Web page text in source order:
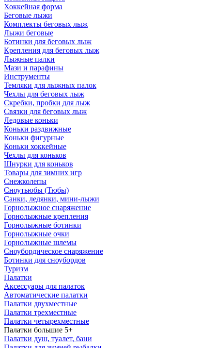
Хоккейная форма
Беговые лыжи
Комплекты беговых лыж
Лыжи беговые
Ботинки для беговых лыж
Крепления для беговых лыж
Лыжные палки
Мази и парафины
Инструменты
Темляки для лыжных палок
Чехлы для беговых лыж
Скребки, пробки для лыж
Связки для беговых лыж
Ледовые коньки
Коньки раздвижные
Коньки фигурные
Коньки хоккейные
Чехлы для коньков
Шнурки для коньков
Товары для зимних игр
Снежколепы
Сноутьюбы (Тюбы)
Санки, ледянки, мини-лыжи
Горнолыжное снаряжение
Горнолыжные крепления
Горнолыжные ботинки
Горнолыжные очки
Горнолыжные шлемы
Сноубордическое снаряжение
Ботинки для сноубордов
Туризм
Палатки
Аксессуары для палаток
Автоматические палатки
Палатки двухместные
Палатки трехместные
Палатки четырехместные
Палатки большие 5+
Палатки душ, туалет, бани